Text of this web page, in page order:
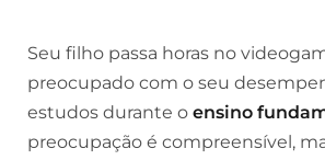
Seu filho passa horas no
preocupado com o seu
estudos durante o ensino
preocupação é compreensível,